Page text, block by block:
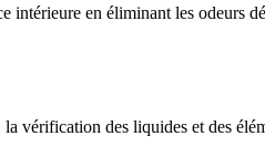
en éliminant les odeurs
vérification des liquides et des